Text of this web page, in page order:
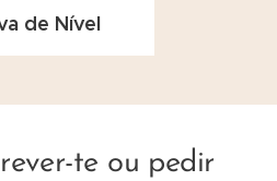
de Nível
te ou pedir